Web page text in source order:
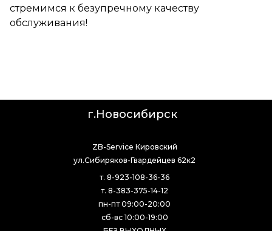
стремимся к безупречному качеству
обслуживания!
г.Новосибирск
т. 8-923-108-36-36
т. 8-383-375-14-12
пн-пт 09:00-20:00
сб-вс 10:00-19:00
ZB-Service Кировский
ул.Сибиряков-Гвардейцев 62к2